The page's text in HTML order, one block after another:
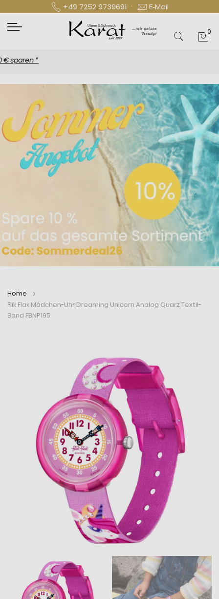
+49 7252 9739691 · E‑Mail
0
Home
Flik Flak Mädchen-Uhr Dreaming Unicorn Analog Quarz Textil-
Band FBNP195